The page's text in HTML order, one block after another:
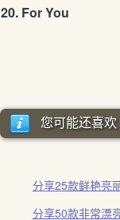
20. For You
您可能还喜欢
分享25款鲜艳亮
分享50款非常漂